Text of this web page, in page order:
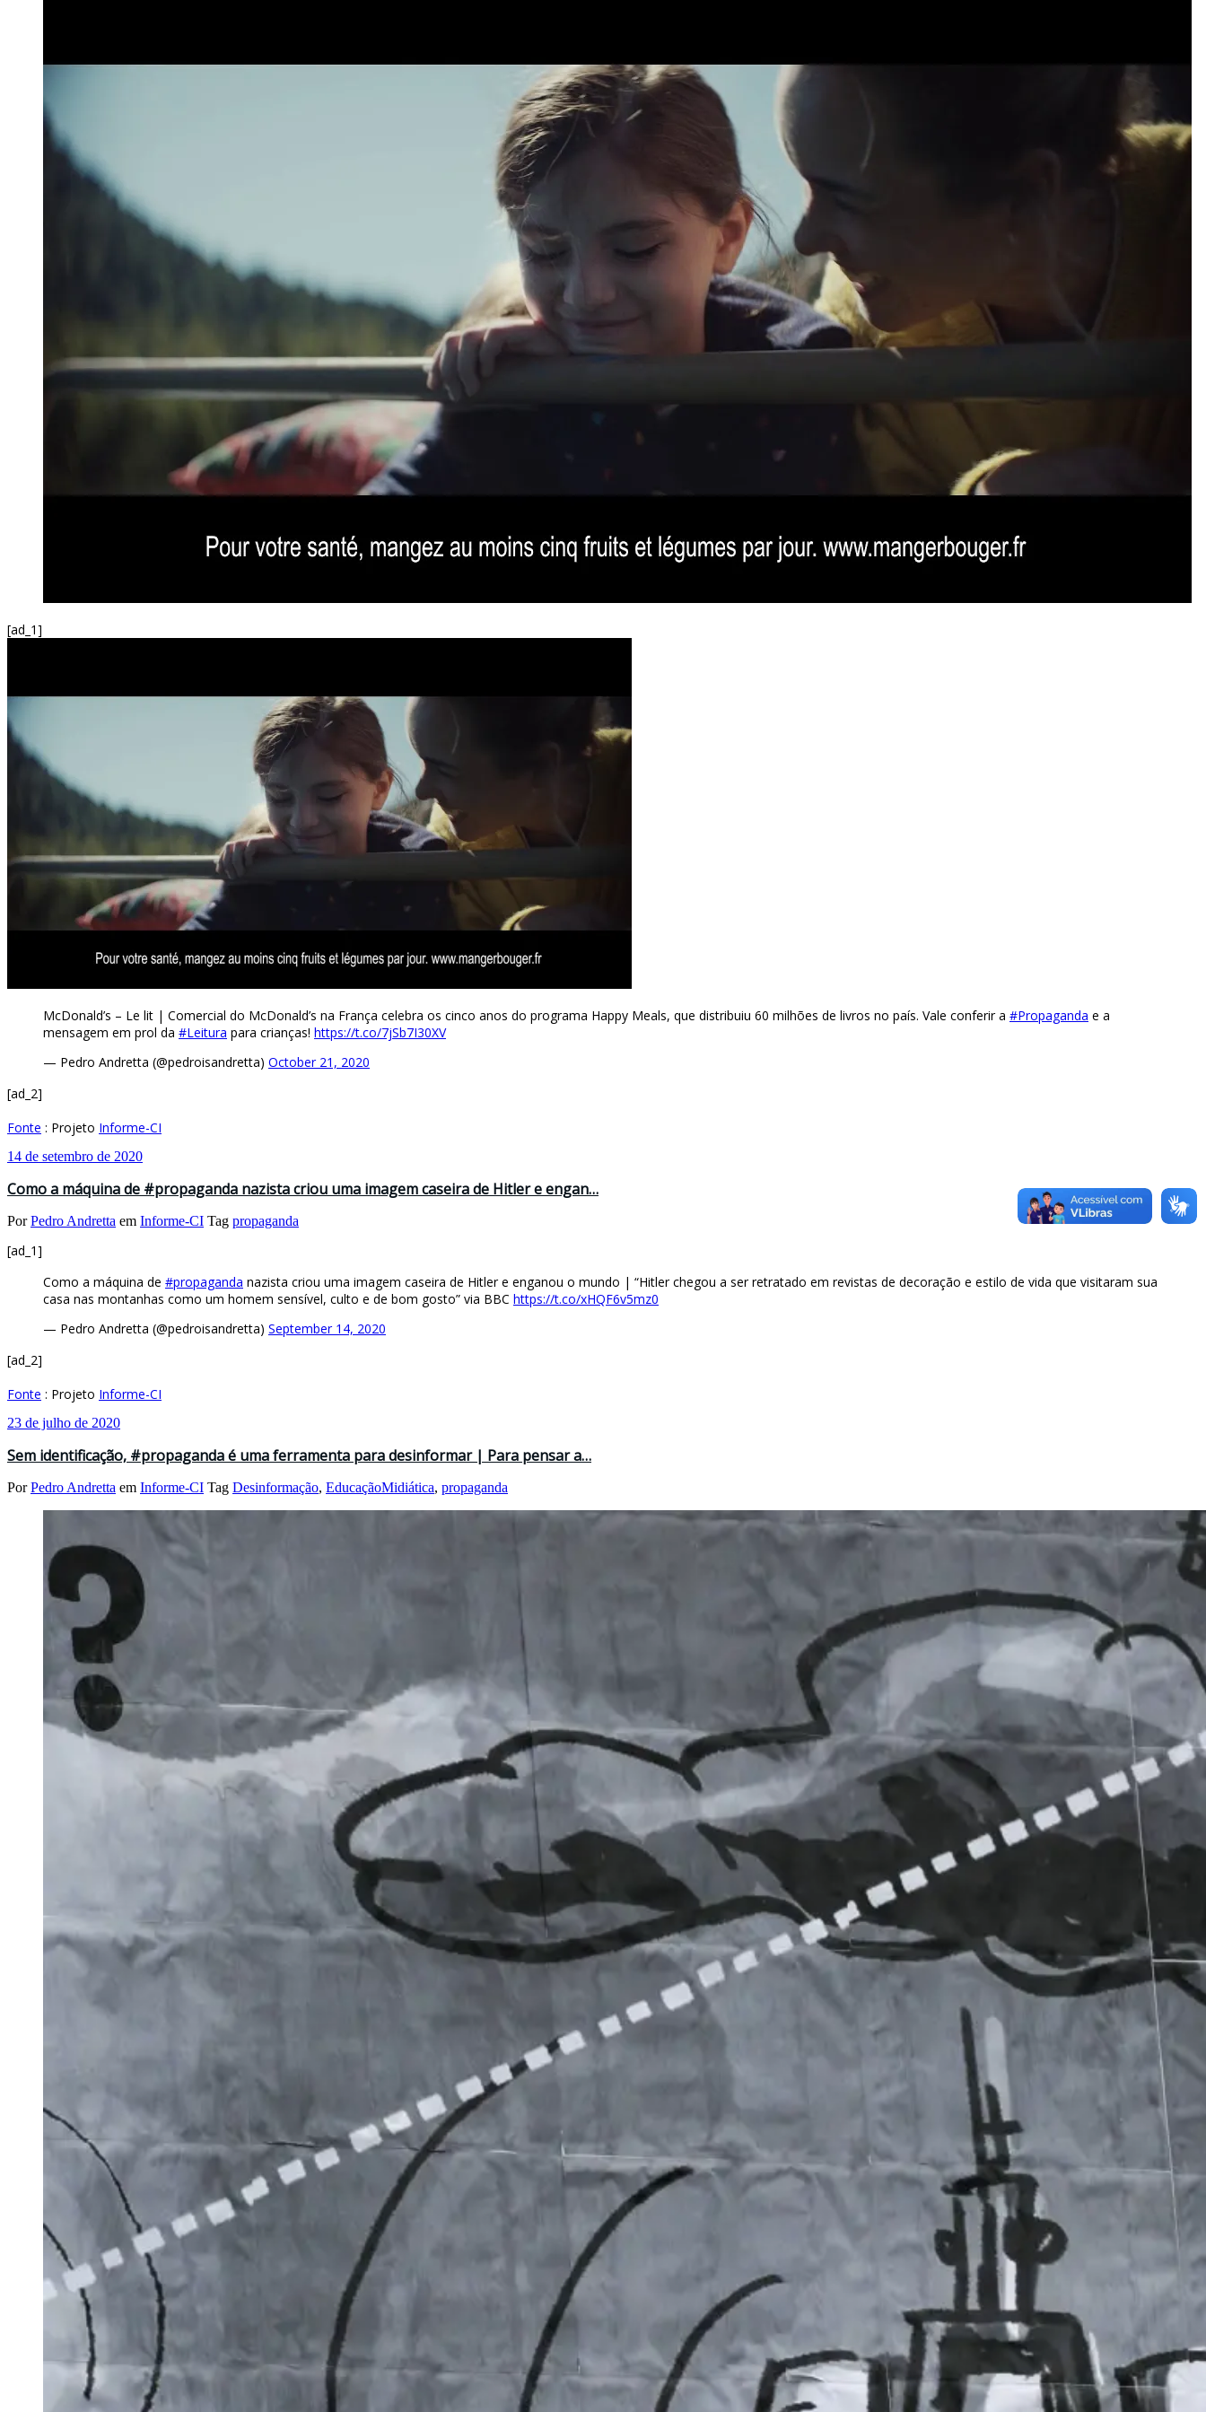
[ad_1]
McDonald’s – Le lit | Comercial do McDonald’s na França celebra os cinco anos do programa Happy Meals, que distribuiu 60 milhões de livros no país. Vale conferir a #Propaganda e a
mensagem em prol da #Leitura para crianças! https://t.co/7jSb7I30XV
— Pedro Andretta (@pedroisandretta) October 21, 2020
[ad_2]
Fonte : Projeto Informe-CI
14 de setembro de 2020
Como a máquina de #propaganda nazista criou uma imagem caseira de Hitler e engan…
PorPedro Andretta em Informe-CI Tag propaganda
[ad_1]
Como a máquina de #propaganda nazista criou uma imagem caseira de Hitler e enganou o mundo | “Hitler chegou a ser retratado em revistas de decoração e estilo de vida que visitaram sua
casa nas montanhas como um homem sensível, culto e de bom gosto” via BBC https://t.co/xHQF6v5mz0
— Pedro Andretta (@pedroisandretta) September 14, 2020
[ad_2]
Fonte : Projeto Informe-CI
23 de julho de 2020
Sem identificação, #propaganda é uma ferramenta para desinformar | Para pensar a…
PorPedro Andretta em Informe-CI Tag Desinformação, EducaçãoMidiática, propaganda